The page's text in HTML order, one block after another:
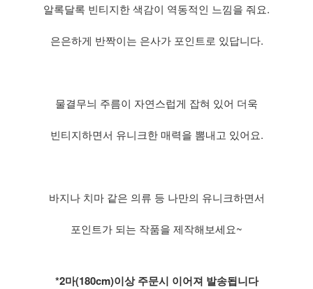
알록달록 빈티지한 색감이 역동적인 느낌을 줘요.
은은하게 반짝이는 은사가 포인트로 있답니다.
물결무늬 주름이 자연스럽게 잡혀 있어 더욱
빈티지하면서 유니크한 매력을 뽐내고 있어요.
바지나 치마 같은 의류 등 나만의 유니크하면서
포인트가 되는 작품을 제작해보세요~
*2마(180cm)이상 주문시 이어져 발송됩니다